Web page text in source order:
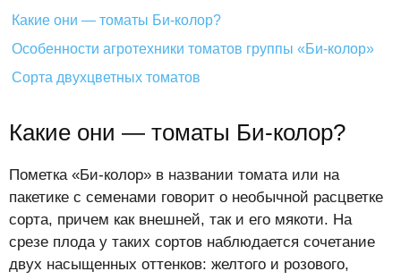
Какие они — томаты Би-колор?
Особенности агротехники томатов группы «Би-колор»
Сорта двухцветных томатов
Какие они — томаты Би-колор?
Пометка «Би-колор» в названии томата или на
пакетике с семенами говорит о необычной расцветке
сорта, причем как внешней, так и его мякоти. На
срезе плода у таких сортов наблюдается сочетание
двух насыщенных оттенков: желтого и розового,